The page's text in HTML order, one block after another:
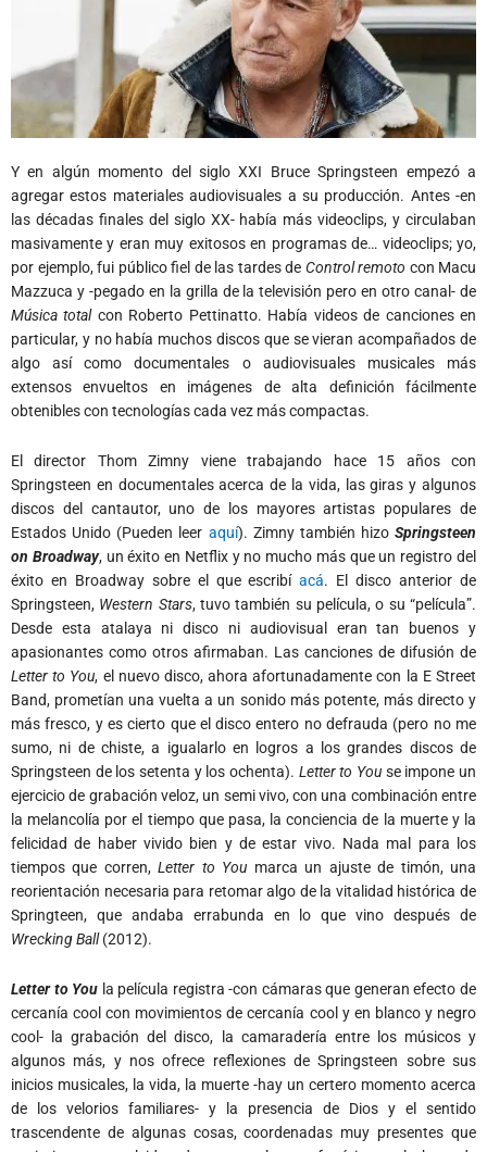
Y en algún momento del siglo XXI Bruce Springsteen empezó a
agregar estos materiales audiovisuales a su producción. Antes -en
las décadas finales del siglo XX- había más videoclips, y circulaban
masivamente y eran muy exitosos en programas de… videoclips; yo,
por ejemplo, fui público fiel de las tardes de Control remoto con Macu
Mazzuca y -pegado en la grilla de la televisión pero en otro canal- de
Música totalcon Roberto Pettinatto. Había videos de canciones en
particular, y no había muchos discos que se vieran acompañados de
algo así como documentales o audiovisuales musicales más
extensos envueltos en imágenes de alta definición fácilmente
obtenibles con tecnologías cada vez más compactas.
El director Thom Zimny viene trabajando hace 15 años con
Springsteen en documentales acerca de la vida, las giras y algunos
discos del cantautor, uno de los mayores artistas populares de
Estados Unido (Pueden leer aquí). Zimny también hizo Springsteen
on Broadway, un éxito en Netflix y no mucho más que un registro del
éxito en Broadway sobre el que escribíacá. El disco anterior de
Springsteen, Western Stars, tuvo también su película, o su “película”.
Desde esta atalaya ni disco ni audiovisual eran tan buenos y
apasionantes como otros afirmaban. Las canciones de difusión de
Letter to You, el nuevo disco, ahora afortunadamente con la E Street
Band, prometían una vuelta a un sonido más potente, más directo y
más fresco, y es cierto que el disco entero no defrauda (pero no me
sumo, ni de chiste, a igualarlo en logros a los grandes discos de
Springsteen de los setenta y los ochenta). Letter to You se impone un
ejercicio de grabación veloz, un semi vivo, con una combinación entre
la melancolía por el tiempo que pasa, la conciencia de la muerte y la
felicidad de haber vivido bien y de estar vivo. Nada mal para los
tiempos que corren,Letter to You marca un ajuste de timón, una
reorientación necesaria para retomar algo de la vitalidad histórica de
Springteen, que andaba errabunda en lo que vino después de
Wrecking Ball(2012).
Letter to You la película registra -con cámaras que generan efecto de
cercanía cool con movimientos de cercanía cool y en blanco y negro
cool- la grabación del disco, la camaradería entre los músicos y
algunos más, y nos ofrece reflexiones de Springsteen sobre sus
inicios musicales, la vida, la muerte -hay un certero momento acerca
de los velorios familiares- y la presencia de Dios y el sentido
trascendente de algunas cosas, coordenadas muy presentes que